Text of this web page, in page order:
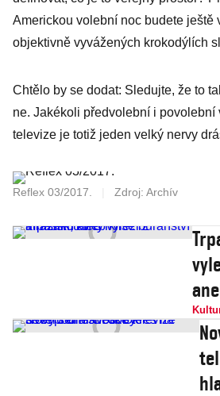
Americkou volební noc budete ještě
objektivně vyvážených krokodýlích
Chtělo by se dodat: Sledujte, že to
ne. Jakékoli předvolební i povolební
televize je totiž jeden velký nervy
Reflex 03/2017. Zdroj: Archív